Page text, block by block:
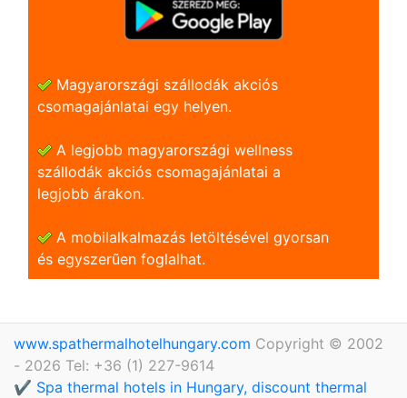
Magyarországi szállodák akciós
csomagajánlatai egy helyen.
A legjobb magyarországi wellness
szállodák akciós csomagajánlatai a
legjobb árakon.
A mobilalkalmazás letöltésével gyorsan
és egyszerũen foglalhat.
www.spathermalhotelhungary.com Copyright © 2002
- 2026 Tel: +36 (1) 227-9614
✔️ Spa thermal hotels in Hungary, discount thermal